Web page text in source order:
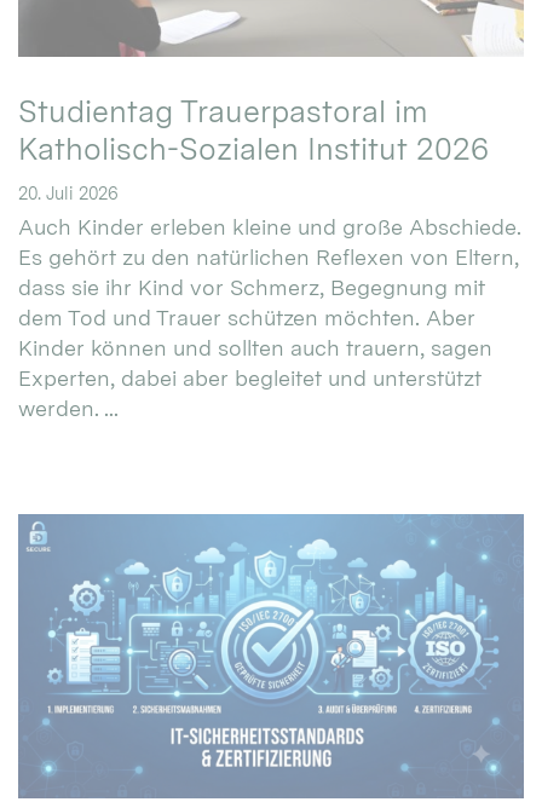
Studientag Trauerpastoral im
Katholisch-Sozialen Institut 2026
20. Juli 2026
Auch Kinder erleben kleine und große Abschiede.
Es gehört zu den natürlichen Reflexen von Eltern,
dass sie ihr Kind vor Schmerz, Begegnung mit
dem Tod und Trauer schützen möchten. Aber
Kinder können und sollten auch trauern, sagen
Experten, dabei aber begleitet und unterstützt
werden. ...